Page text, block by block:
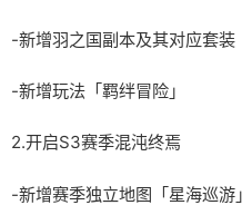
-新增羽之国副本及其对应套装
-新增玩法「羁绊冒险」
2.开启S3赛季混沌终焉
-新增赛季独立地图「星海巡游」